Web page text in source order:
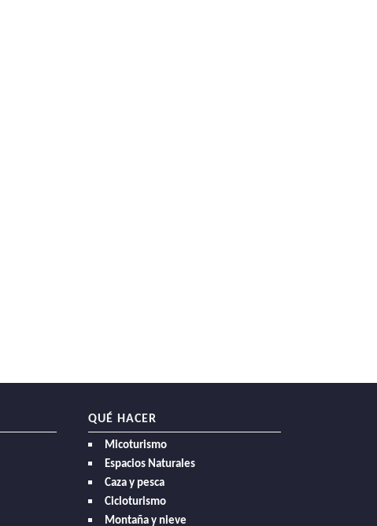
QUÉ HACER
Micoturismo
Espacios Naturales
Caza y pesca
Cicloturismo
Montaña y nieve